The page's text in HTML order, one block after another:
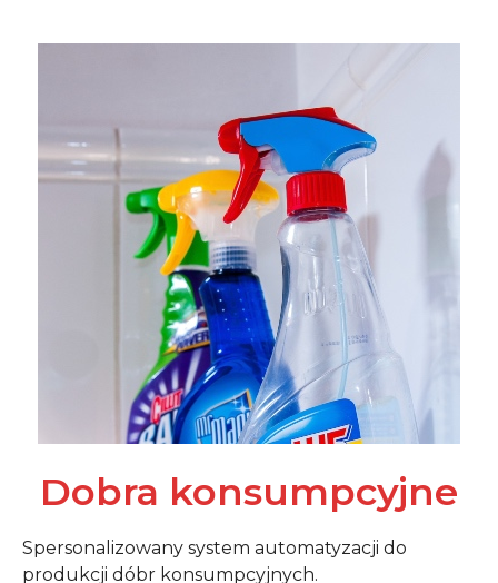
Dobra konsumpcyjne
Spersonalizowany system automatyzacji do
produkcji dóbr konsumpcyjnych.